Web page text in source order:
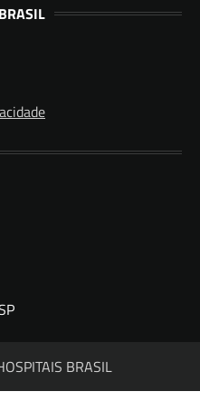
BRASIL